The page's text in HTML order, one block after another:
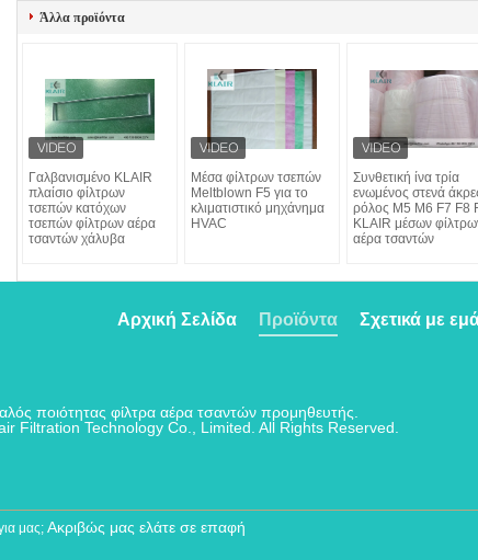
Άλλα προϊόντα
Γαλβανισμένο KLAIR
πλαίσιο φίλτρων
τσεπών κατόχων
τσεπών φίλτρων αέρα
τσαντών χάλυβα
Μέσα φίλτρων τσεπών
Meltblown F5 για το
κλιματιστικό μηχάνημα
HVAC
Συνθετική ίνα τρία
ενωμένος στενά
ρόλος M5 M6 F7 F8
KLAIR μέσων
αέρα τσαντών
Σχετικά με
Προϊόντα
Αρχική Σελίδα
ποιότητας φίλτρα αέρα τσαντών προμηθευτής.
Filtration Technology Co., Limited. All Rights Reserved.
μας; Ακριβώς μας ελάτε σε επαφή